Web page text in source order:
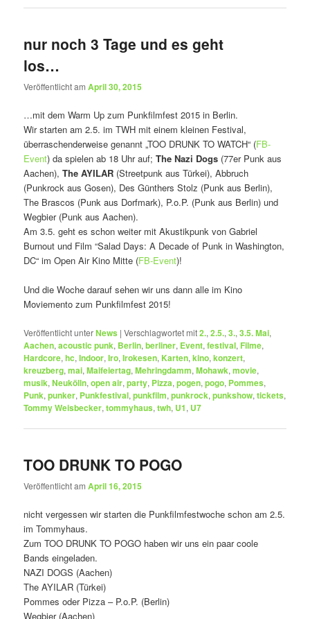
nur noch 3 Tage und es geht
los…
Veröffentlicht amApril 30, 2015
…mit dem Warm Up zum Punkfilmfest 2015 in Berlin.
Wir starten am 2.5. im TWH mit einem kleinen Festival,
überraschenderweise genannt „TOO DRUNK TO WATCH“ (FB-
Event) da spielen ab 18 Uhr auf;The Nazi Dogs (77er Punk aus
Aachen),The AYILAR (Streetpunk aus Türkei), Abbruch
(Punkrock aus Gosen), Des Günthers Stolz (Punk aus Berlin),
The Brascos (Punk aus Dorfmark), P.o.P. (Punk aus Berlin) und
Wegbier (Punk aus Aachen).
Am 3.5. geht es schon weiter mit Akustikpunk von Gabriel
Burnout und Film “Salad Days: A Decade of Punk in Washington,
DC“ im Open Air Kino Mitte (FB-Event)!
Und die Woche darauf sehen wir uns dann alle im Kino
Moviemento zum Punkfilmfest 2015!
Veröffentlicht unterNews |Verschlagwortet mit2.,2.5.,3.,3.5. Mai,
Aachen,acoustic punk, Berlin,berliner, Event,festival, Filme,
Hardcore,hc,Indoor,Iro,Irokesen, Karten,kino,konzert,
kreuzberg,mai,Maifeiertag,Mehringdamm,Mohawk,movie,
musik,Neukölln,open air,party, Pizza,pogen,pogo, Pommes,
Punk,punker, Punkfestival,punkfilm,punkrock,punkshow,tickets,
Tommy Weisbecker,tommyhaus,twh, U1, U7
TOO DRUNK TO POGO
Veröffentlicht amApril 16, 2015
nicht vergessen wir starten die Punkfilmfestwoche schon am 2.5.
im Tommyhaus.
Zum TOO DRUNK TO POGO haben wir uns ein paar coole
Bands eingeladen.
NAZI DOGS (Aachen)
The AYILAR (Türkei)
Pommes oder Pizza – P.o.P. (Berlin)
Wegbier (Aachen)